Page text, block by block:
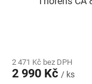
2 471 Kč bez DPH
2 990 Kč / ks